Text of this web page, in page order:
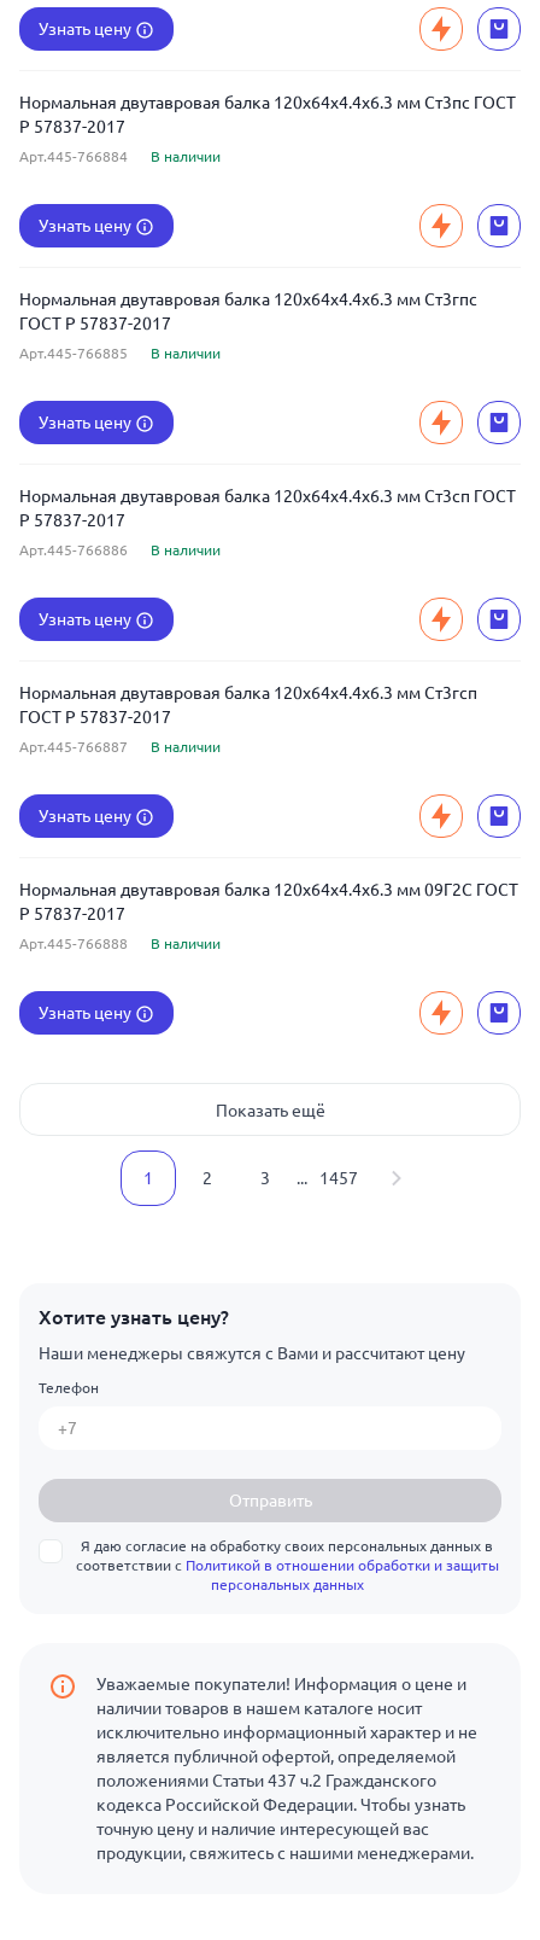
Узнать цену
Нормальная двутавровая балка 120x64x4.4x6.3 мм Ст3пс ГОСТ
Р 57837-2017
Арт.445-766884 В наличии
Узнать цену
Нормальная двутавровая балка 120x64x4.4x6.3 мм Ст3гпс
ГОСТ Р 57837-2017
Арт.445-766885 В наличии
Узнать цену
Нормальная двутавровая балка 120x64x4.4x6.3 мм Ст3сп ГОСТ
Р 57837-2017
Арт.445-766886 В наличии
Узнать цену
Нормальная двутавровая балка 120x64x4.4x6.3 мм Ст3гсп
ГОСТ Р 57837-2017
Арт.445-766887 В наличии
Узнать цену
Нормальная двутавровая балка 120x64x4.4x6.3 мм 09Г2С ГОСТ
Р 57837-2017
Арт.445-766888 В наличии
Узнать цену
Показать ещё
1 2 3 ... 1457
Хотите узнать цену?
Наши менеджеры свяжутся с Вами и рассчитают цену
Телефон
Отправить
Я даю согласие на обработку своих персональных данных в
соответствии с Политикой в отношении обработки и защиты
персональных данных
Уважаемые покупатели! Информация о цене и
наличии товаров в нашем каталоге носит
исключительно информационный характер и не
является публичной офертой, определяемой
положениями Статьи 437 ч.2 Гражданского
кодекса Российской Федерации. Чтобы узнать
точную цену и наличие интересующей вас
продукции, свяжитесь с нашими менеджерами.